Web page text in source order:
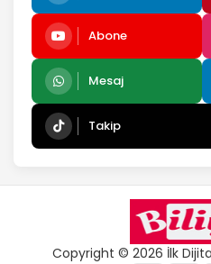
Abone
Mesaj
Takip
Copyright © 2026 İlk